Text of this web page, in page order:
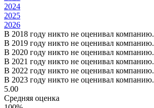
2024
2025
2026
В 2018 году никто не оценивал компанию.
В 2019 году никто не оценивал компанию.
В 2020 году никто не оценивал компанию.
В 2021 году никто не оценивал компанию.
В 2022 году никто не оценивал компанию.
В 2023 году никто не оценивал компанию.
5.00
Средняя оценка